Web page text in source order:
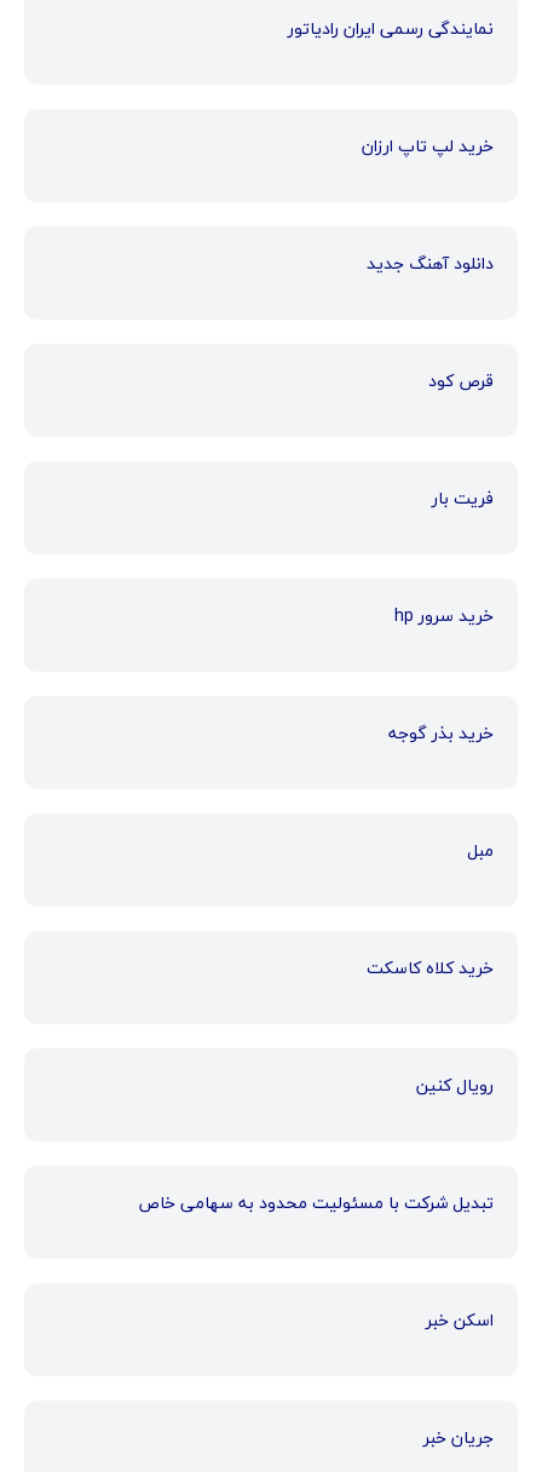
نمایندگی رسمی ایران رادیاتور
خرید لپ تاپ ارزان
دانلود آهنگ جدید
قرص کود
فریت بار
خرید سرور hp
خرید بذر گوجه
مبل
خرید کلاه کاسکت
رویال کنین
تبدیل شرکت با مسئولیت محدود به سهامی خاص
اسکن خبر
جریان خبر